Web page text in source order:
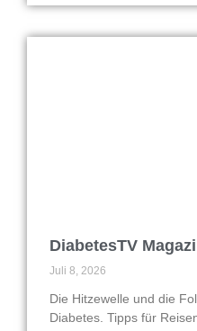
DiabetesTV
Juli 8, 2026
Die Hitzewelle und die
Diabetes. Tipps für